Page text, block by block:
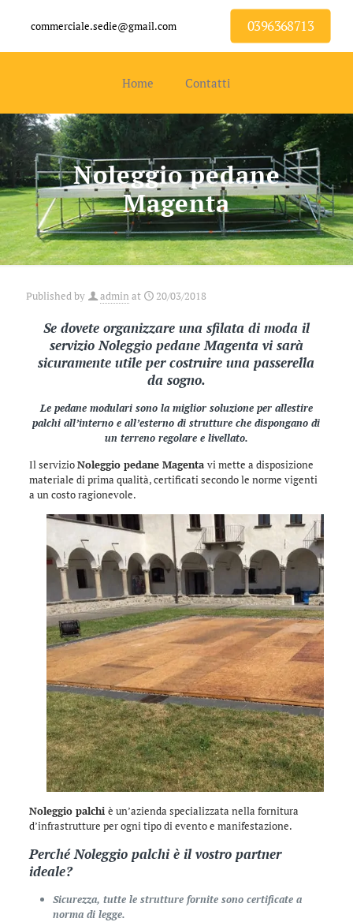
commerciale.sedie@gmail.com 0396368713
Home Contatti
Noleggio pedane
Magenta
Published by admin at 20/03/2018
Se dovete organizzare una sfilata di moda il
servizio Noleggio pedane Magenta vi sarà
sicuramente utile per costruire una passerella
da sogno.
Le pedane modulari sono la miglior soluzione per allestire
palchi all’interno e all’esterno di strutture che dispongano di
un terreno regolare e livellato.
Il servizioNoleggio pedane Magenta vi mette a disposizione
materiale di prima qualità, certificati secondo le norme vigenti
a un costo ragionevole.
Noleggio palchi è un’azienda specializzata nella fornitura
d’infrastrutture per ogni tipo di evento e manifestazione.
PerchéNoleggio palchiè il vostro partner
ideale?
Sicurezza, tutte le strutture fornite sono certificate a
norma di legge.